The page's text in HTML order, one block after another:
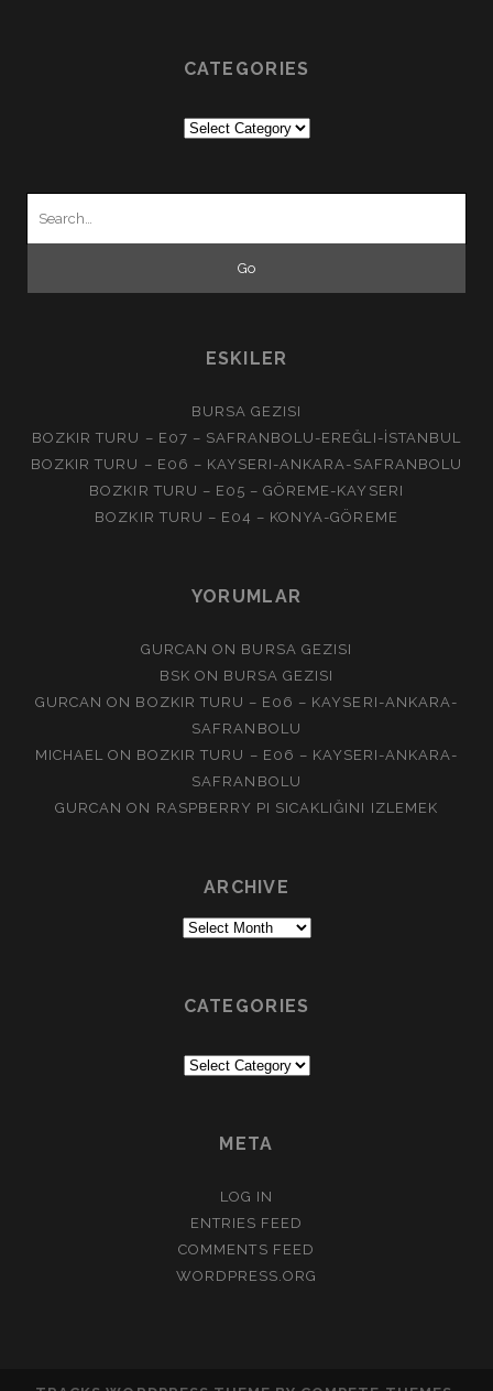
CATEGORIES
ESKILER
BURSA GEZISI
BOZKIR TURU – E07 – SAFRANBOLU-EREĞLI-İSTANBUL
BOZKIR TURU – E06 – KAYSERI-ANKARA-SAFRANBOLU
BOZKIR TURU – E05 – GÖREME-KAYSERI
BOZKIR TURU – E04 – KONYA-GÖREME
YORUMLAR
GURCAN ON BURSA GEZISI
BSK ON BURSA GEZISI
GURCAN ON BOZKIR TURU – E06 – KAYSERI-ANKARA-
SAFRANBOLU
MICHAELON BOZKIR TURU – E06 – KAYSERI-ANKARA-
SAFRANBOLU
GURCAN ON RASPBERRY PI SICAKLIĞINI IZLEMEK
ARCHIVE
Archive
CATEGORIES
META
LOG IN
ENTRIES FEED
COMMENTS FEED
WORDPRESS.ORG